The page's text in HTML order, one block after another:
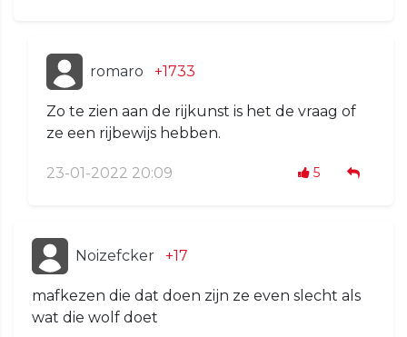
romaro +1733
Zo te zien aan de rijkunst is het de vraag of
ze een rijbewijs hebben.
23-01-2022 20:09 5
Noizefcker +17
mafkezen die dat doen zijn ze even slecht als
wat die wolf doet